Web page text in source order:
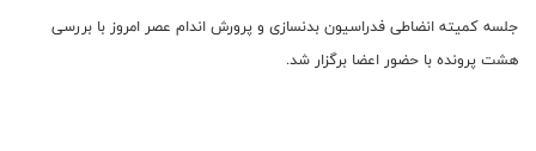
جلسه کمیته انضاطی فدراسیون بدنسازی و پرورش اندام عصر امروز با بررسی
هشت پرونده با حضور اعضا برگزار شد.